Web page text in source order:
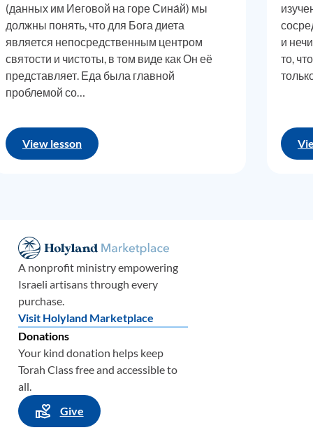
,
и
,
нам
что
со
(данных им Иеговой на горе Сина́й) мы
должны понять, что для Бога диета
является непосредственным центром
святости и чистоты, в том виде как Он её
представляет. Еда была главной
проблемой со…
View lesson
и
то,
A nonprofit ministry empowering
Israeli artisans through every
purchase.
Visit Holyland Marketplace
Donations
Your kind donation helps keep
Torah Class free and accessible to
all.
Give